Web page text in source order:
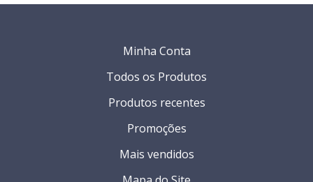
Minha Conta
Todos os Produtos
Produtos recentes
Promoções
Mais vendidos